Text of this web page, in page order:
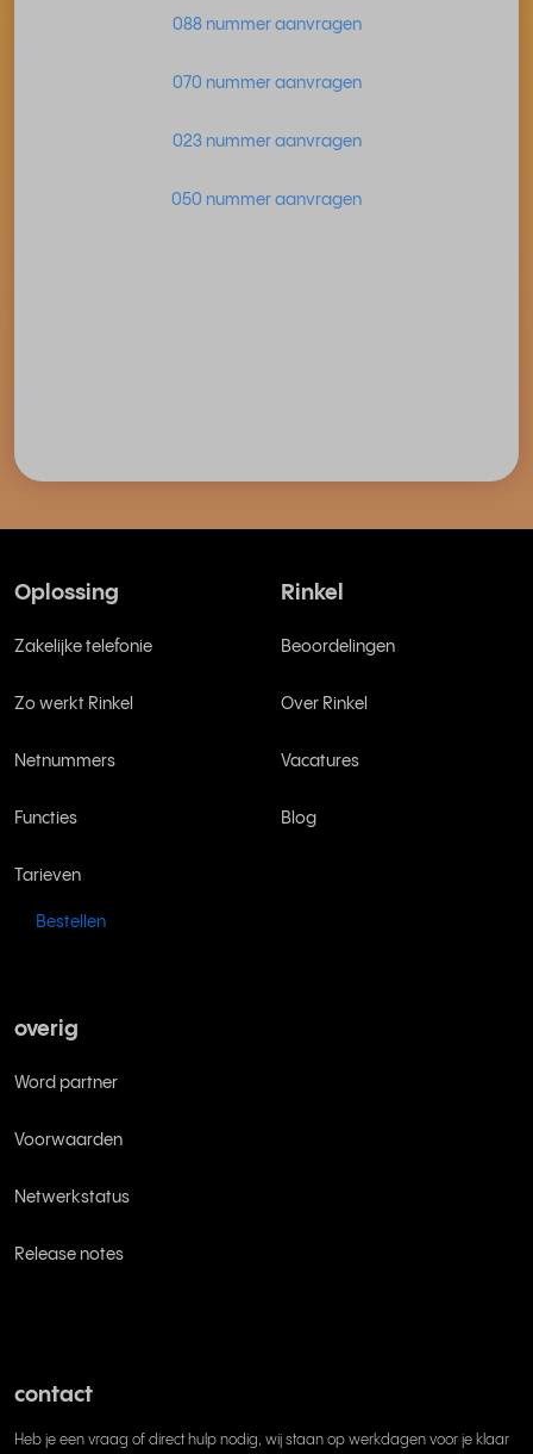
088 nummer aanvragen
070 nummer aanvragen
023 nummer aanvragen
050 nummer aanvragen
Oplossing
Zakelijke telefonie
Zo werkt Rinkel
Netnummers
Functies
Tarieven
Bestellen
Rinkel
Beoordelingen
Over Rinkel
Vacatures
Blog
overig
Word partner
Voorwaarden
Netwerkstatus
Release notes
contact
Heb je een vraag of direct hulp nodig, wij staan op werkdagen voor je klaar